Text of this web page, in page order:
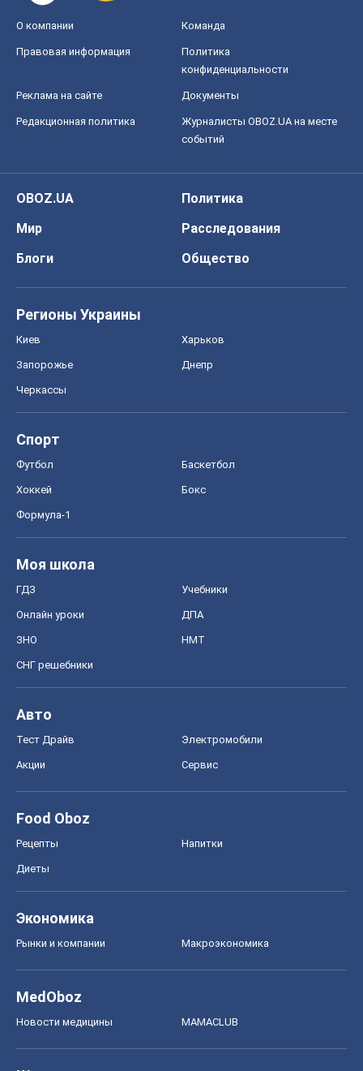
О компании Команда
Правовая информация
Политика
конфиденциальности
Реклама на сайте Документы
Редакционная политика
Журналисты OBOZ.UA на месте
событий
OBOZ.UA
Политика
Мир
Расследования
Блоги
Общество
Регионы Украины
Киев Харьков
Запорожье Днепр
Черкассы
Спорт
Футбол Баскетбол
Хоккей Бокс
Формула-1
Моя школа
ГДЗ Учебники
Онлайн уроки ДПА
ЗНО НМТ
СНГ решебники
Авто
Тест Драйв Электромобили
Акции Сервис
Food Oboz
Рецепты Напитки
Диеты
Экономика
Рынки и компании Mакроэкономика
MedOboz
Новости медицины MAMACLUB